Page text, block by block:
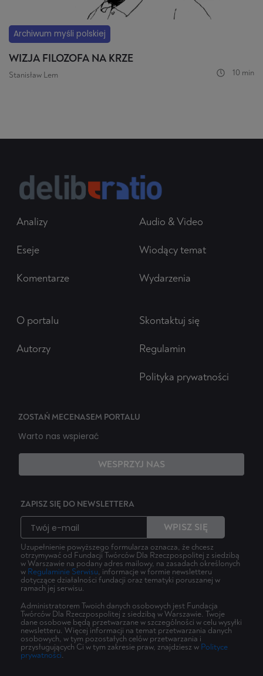
Archiwum myśli polskiej
WIZJA FILOZOFA NA KRZE
Stanisław Lem 10 min
Analizy
Eseje
Komentarze
Audio & Video
Wiodący temat
Wydarzenia
O portalu
Autorzy
Skontaktuj się
Regulamin
Polityka prywatności
ZOSTAŃ MECENASEM PORTALU
Warto nas wspierać
WESPRZYJ NAS
ZAPISZ SIĘ DO NEWSLETTERA
WPISZ SIĘ
Uzupełnienie powyższego formularza oznacza, że chcesz
otrzymywać od Fundacji Twórców Dla Rzeczpospolitej z siedzibą
w Warszawie na podany adres mailowy, na zasadach określonych
w Regulaminie Serwisu, informacje w formie newsletteru
dotyczące działalności fundacji oraz tematyki poruszanej w
ramach jej serwisu.
Administratorem Twoich danych osobowych jest Fundacja
Twórców Dla Rzeczpospolitej z siedzibą w Warszawie. Twoje
dane osobowe będą przetwarzane w szczególności w celu wysyłki
newsletteru. Więcej informacji na temat przetwarzania danych
osobowych, w tym pozostałych celów przetwarzania i
przysługujących Ci w tym zakresie praw, znajdziesz w Polityce
prywatności.